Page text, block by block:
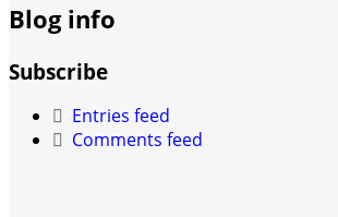
Blog info
Subscribe
Entries feed
Comments feed